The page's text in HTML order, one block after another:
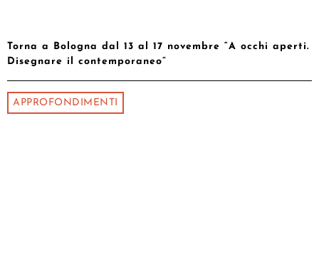
Torna a Bologna dal 13 al 17 novembre “A occhi aperti.
Disegnare il contemporaneo”
APPROFONDIMENTI